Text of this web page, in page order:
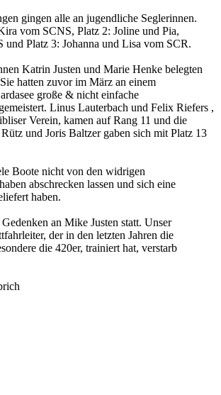
gingen alle an jugendliche Seglerinnen.
vom SCNS, Platz 2: Joline und Pia,
und Platz 3: Johanna und Lisa vom SCR.
Katrin Justen und Marie Henke belegten
hatten zuvor im März an einem
große & nicht einfache
Linus Lauterbach und Felix Riefers ,
Verein, kamen auf Rang 11 und die
und Joris Baltzer gaben sich mit Platz 13
Boote nicht von den widrigen
abschrecken lassen und sich eine
haben.
an Mike Justen statt. Unser
der in den letzten Jahren die
die 420er, trainiert hat, verstarb